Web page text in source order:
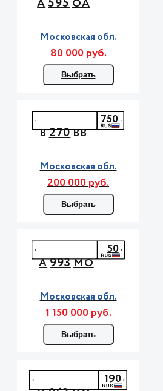
А ОА
Московская обл.
80 000 руб.
Выбрать
В270ВВ
750
Московская обл.
200 000 руб.
Выбрать
А993МО
50
Московская обл.
1 150 000 руб.
Выбрать
190